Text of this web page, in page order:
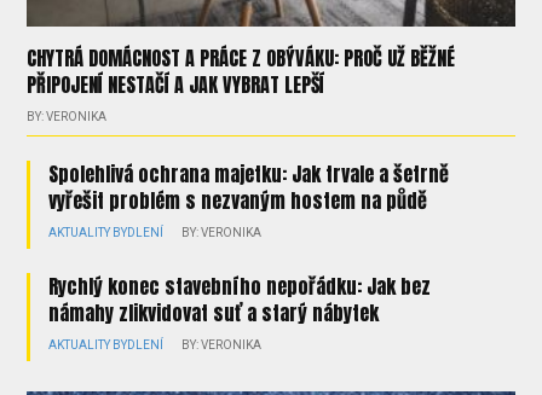
CHYTRÁ DOMÁCNOST A PRÁCE Z OBÝVÁKU: PROČ UŽ BĚŽNÉ
PŘIPOJENÍ NESTAČÍ A JAK VYBRAT LEPŠÍ
BY: VERONIKA
Spolehlivá ochrana majetku: Jak trvale a šetrně
vyřešit problém s nezvaným hostem na půdě
AKTUALITY BYDLENÍ BY: VERONIKA
Rychlý konec stavebního nepořádku: Jak bez
námahy zlikvidovat suť a starý nábytek
AKTUALITY BYDLENÍ BY: VERONIKA